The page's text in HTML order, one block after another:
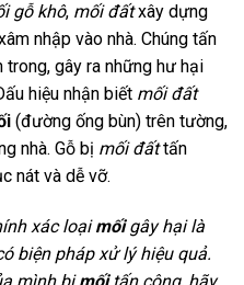
gỗ khô, mối đấtxây dựng
nhập vào nhà. Chúng tấn
gây ra những hư hại
hiệu nhận biết mối đất
(đường ống bùn) trên tường,
nhà. Gỗ bị mối đấttấn
nát và dễ vỡ.
xác loạimốigây hại là
biện pháp xử lý hiệu quả.